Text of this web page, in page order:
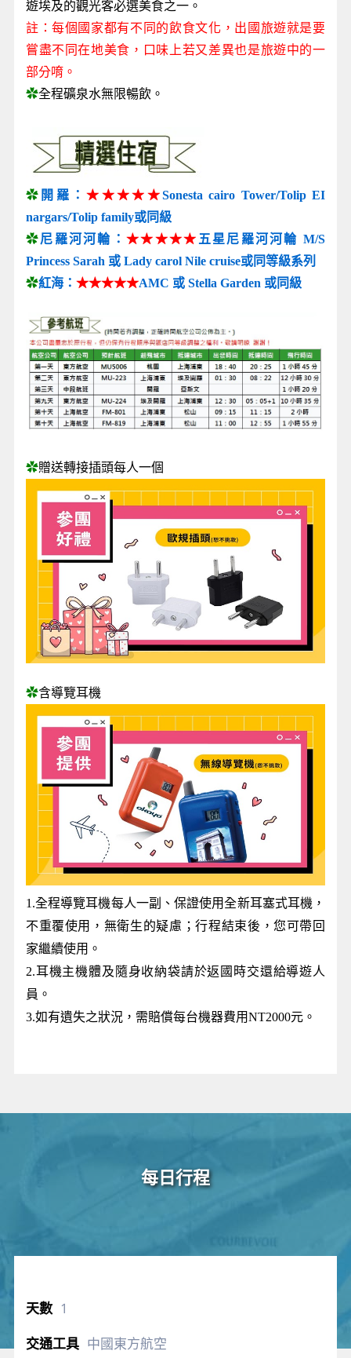
遊埃及的觀光客必選美食之一。
註：每個國家都有不同的飲食文化，出國旅遊就是要
嘗盡不同在地美食，口味上若又差異也是旅遊中的一
部分唷。
✿全程礦泉水無限暢飲。
✿ 開羅：★★★★★Sonesta cairo Tower/Tolip EI
nargars/Tolip family或同級
✿尼羅河河輪：★★★★★ 五星尼羅河河輪 M/S
Princess Sarah 或 Lady carol Nile cruise或同等級系列
✿紅海： ★★★★★AMC 或 Stella Garden 或同級
✿贈送轉接插頭每人一個
✿含導覽耳機
1.全程導覽耳機每人一副、保證使用全新耳塞式耳機，
不重覆使用，無衛生的疑慮；行程結束後，您可帶回
家繼續使用。
2.耳機主機體及隨身收納袋請於返國時交還給導遊人
員。
3.如有遺失之狀況，需賠償每台機器費用NT2000元。
每日行程
1
中國東方航空